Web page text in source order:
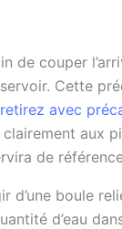
de couper
Cette
retirez avec
aux
de
d’une boule
d’eau